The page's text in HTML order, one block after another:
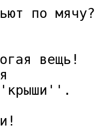
по мячу?
вещь!